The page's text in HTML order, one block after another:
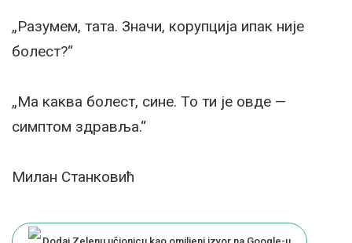
„Разумем, тата. Значи, корупција ипак није
болест?“
„Ма каква болест, сине. То ти је овде —
симптом здравља.“
Милан Станковић